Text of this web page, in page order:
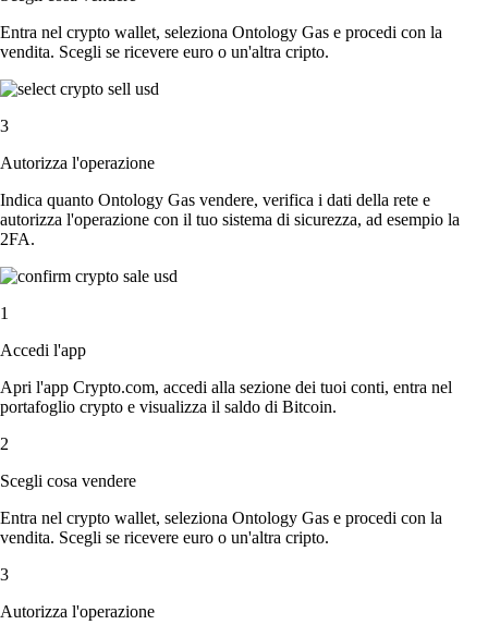
Entra nel crypto wallet, seleziona Ontology Gas e procedi con la
vendita. Scegli se ricevere euro o un'altra cripto.
3
Autorizza l'operazione
Indica quanto Ontology Gas vendere, verifica i dati della rete e
autorizza l'operazione con il tuo sistema di sicurezza, ad esempio la
2FA.
1
Accedi l'app
Apri l'app Crypto.com, accedi alla sezione dei tuoi conti, entra nel
portafoglio crypto e visualizza il saldo di Bitcoin.
2
Scegli cosa vendere
Entra nel crypto wallet, seleziona Ontology Gas e procedi con la
vendita. Scegli se ricevere euro o un'altra cripto.
3
Autorizza l'operazione